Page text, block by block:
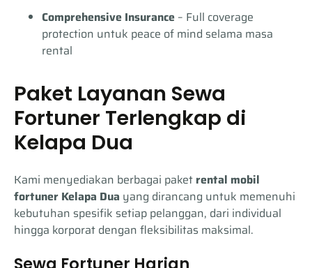
Comprehensive Insurance – Full coverage
protection untuk peace of mind selama masa
rental
Paket Layanan Sewa
Fortuner Terlengkap di
Kelapa Dua
Kami menyediakan berbagai paket rental mobil
fortuner Kelapa Dua yang dirancang untuk memenuhi
kebutuhan spesifik setiap pelanggan, dari individual
hingga korporat dengan fleksibilitas maksimal.